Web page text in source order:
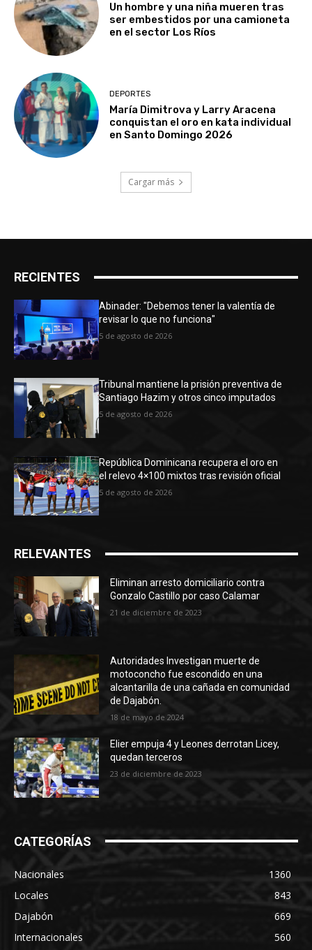
Un hombre y una niña mueren tras
ser embestidos por una camioneta
en el sector Los Ríos
DEPORTES
María Dimitrova y Larry Aracena
conquistan el oro en kata individual
en Santo Domingo 2026
Cargar más
RECIENTES
Abinader: "Debemos tener la valentía de
revisar lo que no funciona"
5 de agosto de 2026
Tribunal mantiene la prisión preventiva de
Santiago Hazim y otros cinco imputados
5 de agosto de 2026
República Dominicana recupera el oro en
el relevo 4×100 mixtos tras revisión oficial
5 de agosto de 2026
RELEVANTES
Eliminan arresto domiciliario contra
Gonzalo Castillo por caso Calamar
21 de diciembre de 2023
Autoridades Investigan muerte de
motoconcho fue escondido en una
alcantarilla de una cañada en comunidad
de Dajabón.
18 de mayo de 2024
Elier empuja 4 y Leones derrotan Licey,
quedan terceros
23 de diciembre de 2023
CATEGORÍAS
Nacionales
1360
Locales
843
Dajabón
669
Internacionales
560